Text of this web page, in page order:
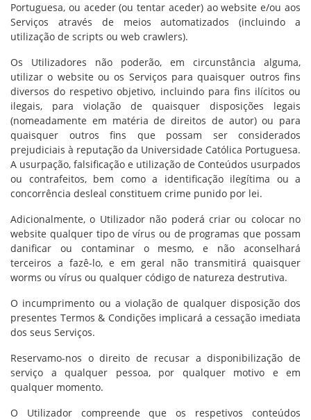
Portuguesa, ou aceder (ou tentar aceder) ao website e/ou aos
Serviços através de meios automatizados (incluindo a
utilização de scripts ou web crawlers).
Os Utilizadores não poderão, em circunstância alguma,
utilizar o website ou os Serviços para quaisquer outros fins
diversos do respetivo objetivo, incluindo para fins ilícitos ou
ilegais, para violação de quaisquer disposições legais
(nomeadamente em matéria de direitos de autor) ou para
quaisquer outros fins que possam ser considerados
prejudiciais à reputação da Universidade Católica Portuguesa.
A usurpação, falsificação e utilização de Conteúdos usurpados
ou contrafeitos, bem como a identificação ilegítima ou a
concorrência desleal constituem crime punido por lei.
Adicionalmente, o Utilizador não poderá criar ou colocar no
website qualquer tipo de vírus ou de programas que possam
danificar ou contaminar o mesmo, e não aconselhará
terceiros a fazê-lo, e em geral não transmitirá quaisquer
worms ou vírus ou qualquer código de natureza destrutiva.
O incumprimento ou a violação de qualquer disposição dos
presentes Termos & Condições implicará a cessação imediata
dos seus Serviços.
Reservamo-nos o direito de recusar a disponibilização de
serviço a qualquer pessoa, por qualquer motivo e em
qualquer momento.
O Utilizador compreende que os respetivos conteúdos